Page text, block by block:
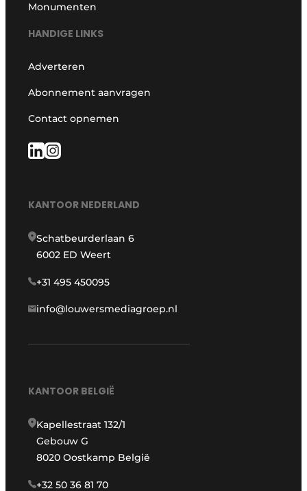
Monumenten
HANDIGE LINKS
Adverteren
Abonnement aanvragen
Contact opnemen
KANTOOR NEDERLAND
Schatbeurderlaan 6
6002 ED Weert
+31 495 450095
info@louwersmediagroep.nl
KANTOOR BELGIË
Kapellestraat 132/1
Gebouw G
8020 Oostkamp België
+32 50 36 81 70